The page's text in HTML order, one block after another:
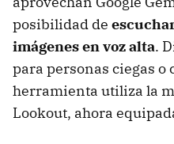
posibilidad de
imágenes en voz alta.
para personas ciegas
herramienta utiliza la
Lookout, ahora